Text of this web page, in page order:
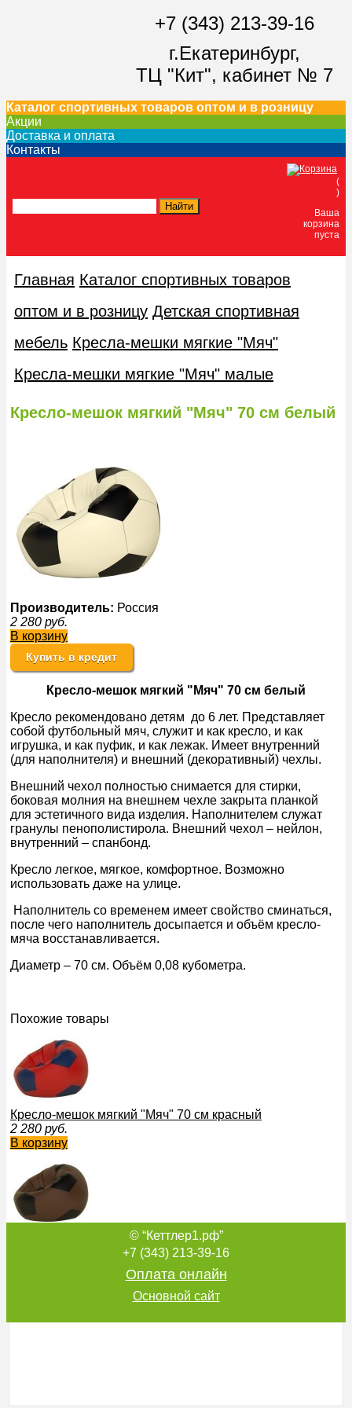
+7 (343) 213-39-16
г.Екатеринбург,
ТЦ "Кит", кабинет № 7
Каталог спортивных товаров оптом и в розницу
Акции
Доставка и оплата
Контакты
(
)
Ваша
корзина
пуста
Главная Каталог спортивных товаров
оптом и в розницу Детская спортивная
мебель Кресла-мешки мягкие "Мяч"
Кресла-мешки мягкие "Мяч" малые
Кресло-мешок мягкий "Мяч" 70 см белый
Производитель: Россия
2 280 руб.
В корзину
Купить в кредит
Кресло-мешок мягкий "Мяч" 70 см белый
Кресло рекомендовано детям до 6 лет. Представляет
собой футбольный мяч, служит и как кресло, и как
игрушка, и как пуфик, и как лежак. Имеет внутренний
(для наполнителя) и внешний (декоративный) чехлы.
Внешний чехол полностью снимается для стирки,
боковая молния на внешнем чехле закрыта планкой
для эстетичного вида изделия. Наполнителем служат
гранулы пенополистирола. Внешний чехол – нейлон,
внутренний – спанбонд.
Кресло легкое, мягкое, комфортное. Возможно
использовать даже на улице.
Наполнитель со временем имеет свойство сминаться,
после чего наполнитель досыпается и объём кресло-
мяча восстанавливается.
Диаметр – 70 см. Объём 0,08 кубометра.
Похожие товары
Кресло-мешок мягкий "Мяч" 70 см красный
2 280 руб.
В корзину
Кресло-мешок мягкий "Мяч" 70 см коричневый
© “Кеттлер1.рф”
+7 (343) 213-39-16
Оплата онлайн
Основной сайт